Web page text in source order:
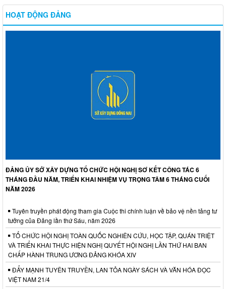
HOẠT ĐỘNG ĐẢNG
ĐẢNG ỦY SỞ XÂY DỰNG TỔ CHỨC HỘI NGHỊ SƠ KẾT CÔNG TÁC 6
THÁNG ĐẦU NĂM, TRIỂN KHAI NHIỆM VỤ TRỌNG TÂM 6 THÁNG CUỐI
NĂM 2026
Tuyên truyền phát động tham gia Cuộc thi chính luận về bảo vệ nền tảng tư
tưởng của Đảng lần thứ Sáu, năm 2026
TỔ CHỨC HỘI NGHỊ TOÀN QUỐC NGHIÊN CỨU, HỌC TẬP, QUÁN TRIỆT
VÀ TRIỂN KHAI THỰC HIỆN NGHỊ QUYẾT HỘI NGHỊ LẦN THỨ HAI BAN
CHẤP HÀNH TRUNG ƯƠNG ĐẢNG KHÓA XIV
ĐẨY MẠNH TUYÊN TRUYỀN, LAN TỎA NGÀY SÁCH VÀ VĂN HÓA ĐỌC
VIỆT NAM 21/4